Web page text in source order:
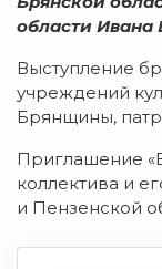
области Ивана
Выступление
учреждений
Брянщины,
Приглашение
коллектива и
и Пензенской